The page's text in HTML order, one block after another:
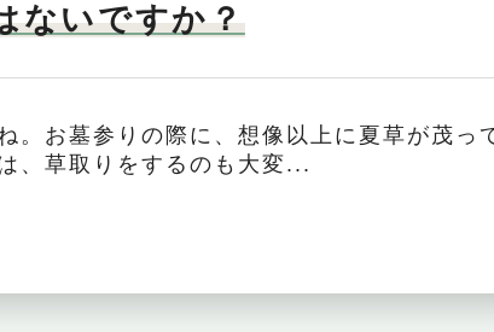
ないですか？
。お墓参りの際に、想像以上に夏草が茂っ
、草取りをするのも大変...